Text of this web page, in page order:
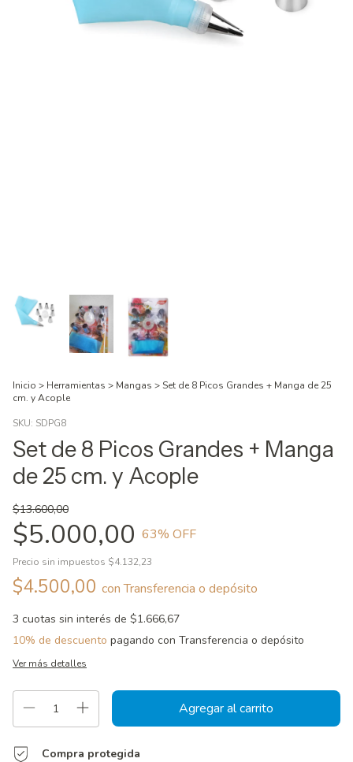
Inicio > Herramientas > Mangas >Set de 8 Picos Grandes + Manga de 25
cm. y Acople
SKU: SDPG8
Set de 8 Picos Grandes + Manga
de 25 cm. y Acople
$13.600,00
$5.000,00 63% OFF
Precio sin impuestos $4.132,23
$4.500,00 con Transferencia o depósito
3 cuotas sin interés de $1.666,67
10% de descuento pagando con Transferencia o depósito
Ver más detalles
Compra protegida